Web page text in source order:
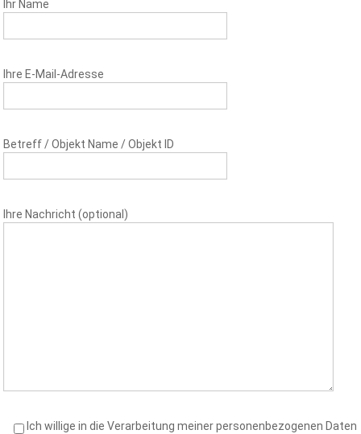
Ihr Name
Ihre E-Mail-Adresse
Betreff / Objekt Name / Objekt ID
Ihre Nachricht (optional)
Ich willige in die Verarbeitung meiner personenbezogenen Daten